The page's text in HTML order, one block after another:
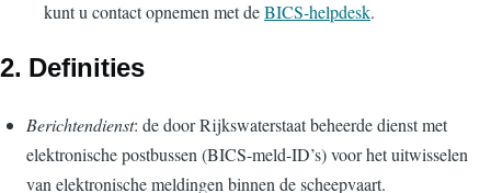
kunt u contact opnemen met deBICS-helpdesk.
2. Definities
Berichtendienst: de door Rijkswaterstaat beheerde dienst met
elektronische postbussen (BICS-meld-ID’s) voor het uitwisselen
van elektronische meldingen binnen de scheepvaart.